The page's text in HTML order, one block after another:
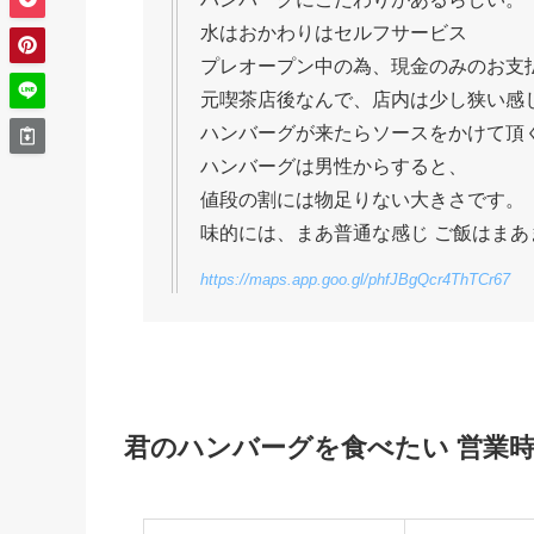
水はおかわりはセルフサービス
プレオープン中の為、現金のみのお支
元喫茶店後なんで、店内は少し狭い感
ハンバーグが来たらソースをかけて頂
ハンバーグは男性からすると、
値段の割には物足りない大きさです。
味的には、まあ普通な感じ ご飯はま
https://maps.app.goo.gl/phfJBgQcr4ThTCr67
君のハンバーグを食べたい 営業